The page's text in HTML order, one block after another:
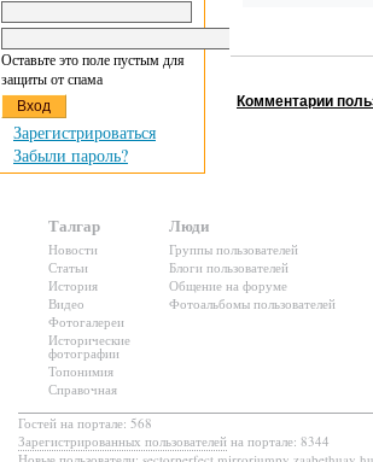
Комментарии
Оставьте это поле пустым для
защиты от спама
Зарегистрироваться
Забыли пароль?
Талгар
Новости
Статьи
История
Видео
Фотогалереи
Исторические
фотографии
Топонимия
Справочная
Люди
Группы пользователей
Блоги пользователей
Общение на форуме
Фотоальбомы пользователей
Гостей на портале: 568
Зарегистрированных пользователей на портале: 8344